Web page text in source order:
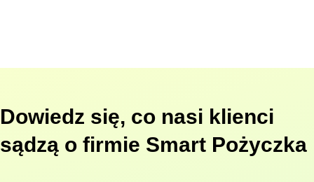
Dowiedz się, co nasi klienci
sądzą o firmie Smart Pożyczka